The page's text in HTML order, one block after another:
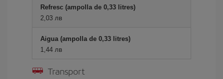
Refresc (ampolla de 0,33 litres)
2,03 лв
Aigua (ampolla de 0,33 litres)
1,44 лв
Transport